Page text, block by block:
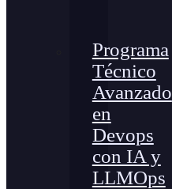
Programa
Técnico
Avanzado
en
Devops
con IA y
LLMOps